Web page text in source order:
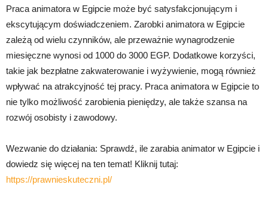
Praca animatora w Egipcie może być satysfakcjonującym i
ekscytującym doświadczeniem. Zarobki animatora w Egipcie
zależą od wielu czynników, ale przeważnie wynagrodzenie
miesięczne wynosi od 1000 do 3000 EGP. Dodatkowe korzyści,
takie jak bezpłatne zakwaterowanie i wyżywienie, mogą również
wpływać na atrakcyjność tej pracy. Praca animatora w Egipcie to
nie tylko możliwość zarobienia pieniędzy, ale także szansa na
rozwój osobisty i zawodowy.
Wezwanie do działania: Sprawdź, ile zarabia animator w Egipcie i
dowiedz się więcej na ten temat! Kliknij tutaj:
https://prawnieskuteczni.pl/